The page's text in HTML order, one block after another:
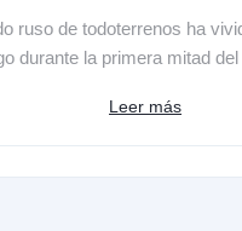
ruso de todoterrenos ha
durante la primera mitad
Leer más